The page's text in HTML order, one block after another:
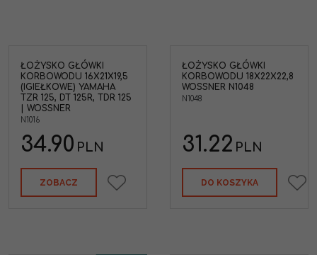
ŁOŻYSKO GŁÓWKI
KORBOWODU 16X21X19,5
(IGIEŁKOWE) YAMAHA
TZR 125, DT 125R, TDR 125
| WOSSNER
N1016
34.90 PLN
ZOBACZ
Wossner łożysko główki
korbowodu 18x22x22,8
Wossner
Średnica wewnętrzna
22mm
ŁOŻYSKO GŁÓWKI
KORBOWODU 18X22X22,8
WOSSNER N1048
N1048
31.22 PLN
DO KOSZYKA